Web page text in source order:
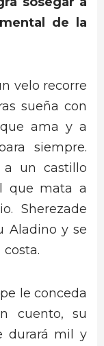
de la
velo recorre
sueña con
ama y a
siempre.
a un castillo
que mata a
Sherezade
Aladino y se
le conceda
cuento, su
durará mil y